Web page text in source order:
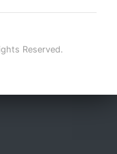
Reserved.